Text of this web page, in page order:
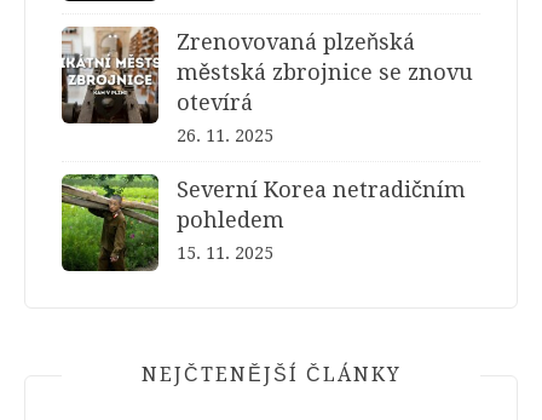
Zrenovovaná plzeňská
městská zbrojnice se znovu
otevírá
26. 11. 2025
Severní Korea netradičním
pohledem
15. 11. 2025
NEJČTENĚJŠÍ ČLÁNKY